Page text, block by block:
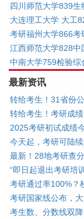
四川师范大学839
大连理工大学 大工
考研福州大学866考
江西师范大学828中
中南大学759检验综
最新资讯
转给考生！31省份
转给考生！考研成
2025考研初试成绩
今天起，考研可陆
最新！28地考研查
“即日起退出考研培
考研通过率100%？
考研国家线公布，
考生数、分数线双